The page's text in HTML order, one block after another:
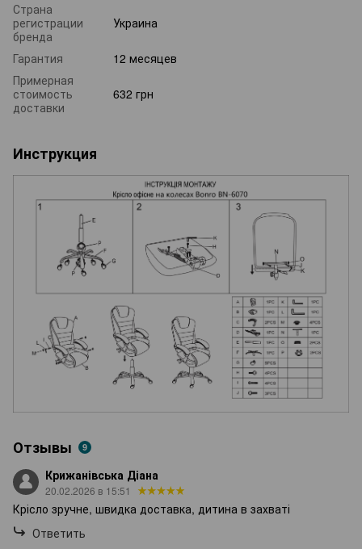
Страна
регистрации
бренда
Украина
Гарантия
12 месяцев
Примерная
стоимость
доставки
632 грн
Инструкция
Отзывы 9
Крижанівська Діана
20.02.2026 в 15:51
Крісло зручне, швидка доставка, дитина в захваті
Ответить